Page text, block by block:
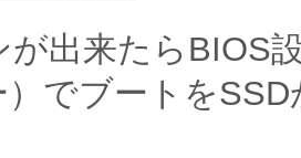
が出来たらBIOS
）でブートを